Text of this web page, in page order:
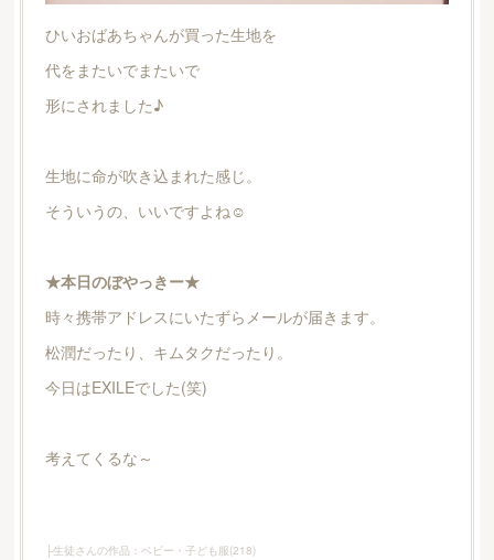
ひいおばあちゃんが買った生地を
代をまたいでまたいで
形にされました♪
生地に命が吹き込まれた感じ。
そういうの、いいですよね☺
★本日のぼやっきー★
時々携帯アドレスにいたずらメールが届きます。
松潤だったり、キムタクだったり。
今日はEXILEでした(笑)
考えてくるな～
├生徒さんの作品：ベビー・子ども服(218)